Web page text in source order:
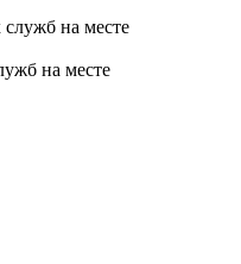
на месте